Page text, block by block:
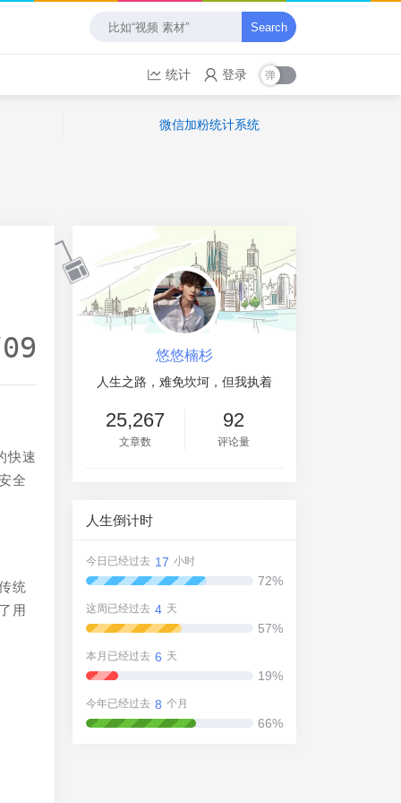
Search
统计 登录
微信加粉统计系统
快速
全
统
用
悠悠楠杉
人生之路，难免坎坷，但我执着
25,267
文章数
92
评论量
人生倒计时
今日已经过去 17 小时
72%
这周已经过去 4 天
57%
本月已经过去 6 天
19%
今年已经过去 8 个月
66%